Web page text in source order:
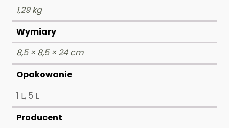
1,29 kg
Wymiary
8,5 × 8,5 × 24 cm
Opakowanie
1 L, 5 L
Producent